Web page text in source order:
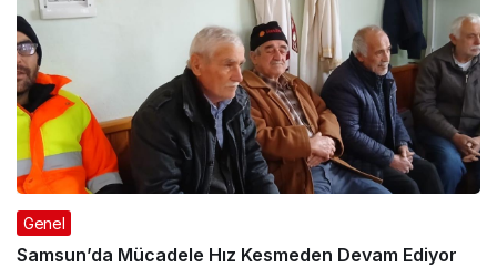
Genel
Samsun’da Mücadele Hız Kesmeden Devam Ediyor